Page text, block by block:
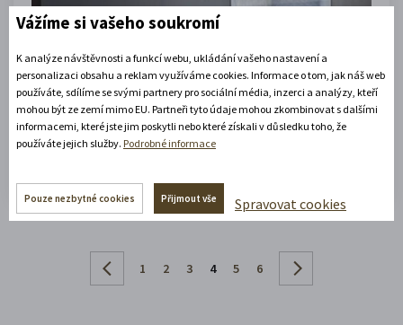
1. 6. 2016 Tiskové zprávy a články
Tvář
1 2 3 4 5 6
Vážíme si vašeho soukromí
K analýze návštěvnosti a funkcí webu, ukládání vašeho nastavení a
personalizaci obsahu a reklam využíváme cookies. Informace o tom, jak náš web
používáte, sdílíme se svými partnery pro sociální média, inzerci a analýzy, kteří
mohou být ze zemí mimo EU. Partneři tyto údaje mohou zkombinovat s dalšími
informacemi, které jste jim poskytli nebo které získali v důsledku toho, že
používáte jejich služby. Podrobné informace
Pouze nezbytné cookies Přijmout vše Spravovat cookies